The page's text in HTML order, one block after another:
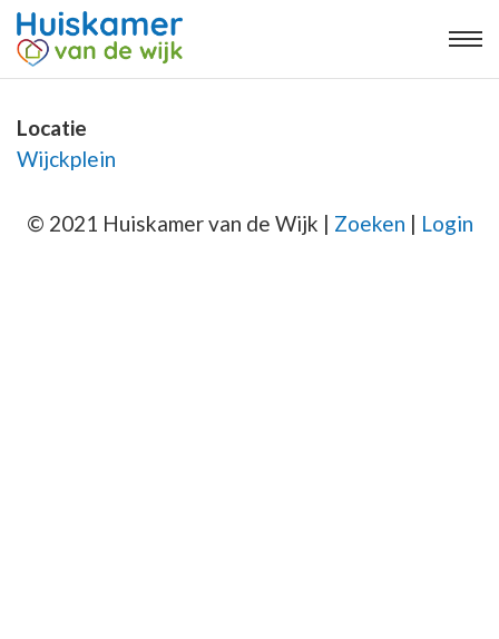
Locatie
Wijckplein
© 2021 Huiskamer van de Wijk | Zoeken | Login